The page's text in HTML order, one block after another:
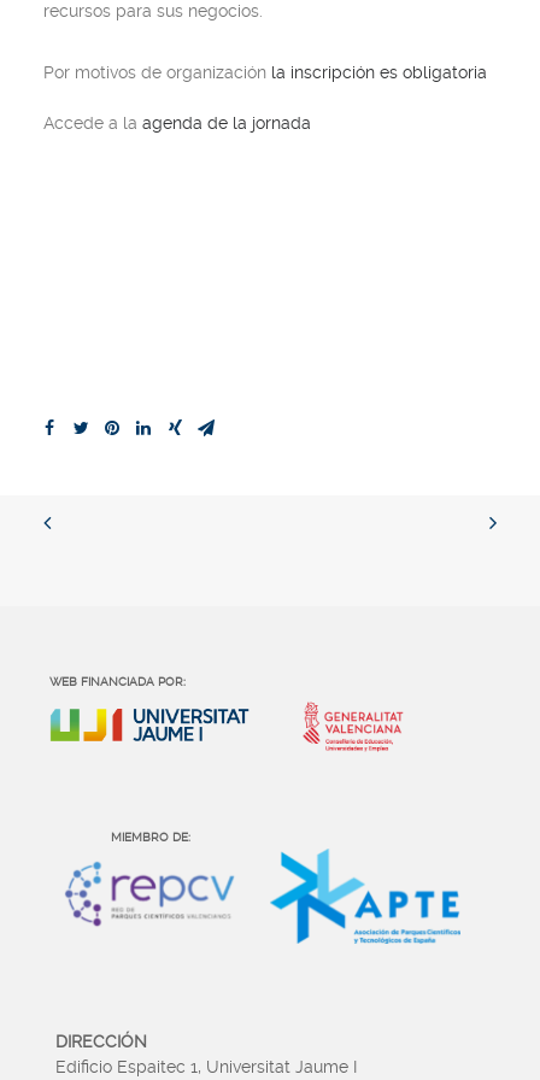
recursos para sus negocios.
Por motivos de organización la inscripción es obligatoria
Accede a la agenda de la jornada
WEB FINANCIADA POR:
MIEMBRO DE:
DIRECCIÓN
Edificio Espaitec 1, Universitat Jaume I